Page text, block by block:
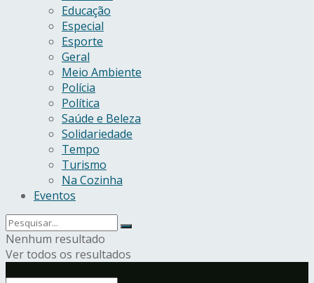
Educação
Especial
Esporte
Geral
Meio Ambiente
Polícia
Política
Saúde e Beleza
Solidariedade
Tempo
Turismo
Na Cozinha
Eventos
Nenhum resultado
Ver todos os resultados